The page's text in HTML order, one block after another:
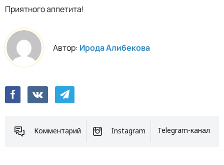
Приятного аппетита!
Автор: Ирода Алибекова
Комментарий Instagram Telegram-канал